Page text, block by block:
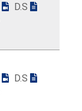
D.S
D.S